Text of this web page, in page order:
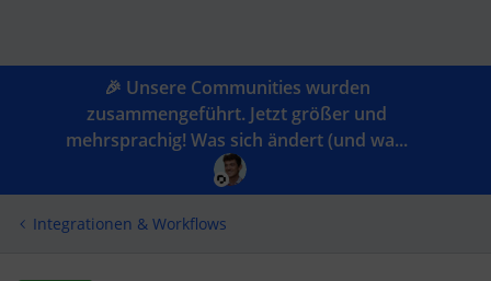
🎉 Unsere Communities wurden
zusammengeführt. Jetzt größer und
mehrsprachig! Was sich ändert (und wa...
Integrationen & Workflows